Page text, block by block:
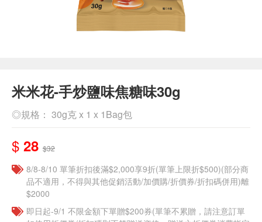
米米花-手炒鹽味焦糖味30g
◎規格： 30g克 x 1 x 1Bag包
$ 28 $32
8/8-8/10 單筆折扣後滿$2,000享9折(單筆上限折$500)(部分商
品不適用，不得與其他促銷活動/加價購/折價券/折扣碼併用)離
$2000
即日起-9/1 不限金額下單贈$200券(單筆不累贈，請注意訂單